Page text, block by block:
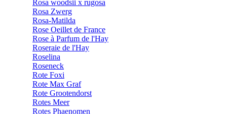
Rosa woodsii x rugosa
Rosa Zwerg
Rosa-Matilda
Rose Oeillet de France
Rose à Parfum de l'Hay
Roseraie de l'Hay
Roselina
Roseneck
Rote Foxi
Rote Max Graf
Rote Grootendorst
Rotes Meer
Rotes Phaenomen